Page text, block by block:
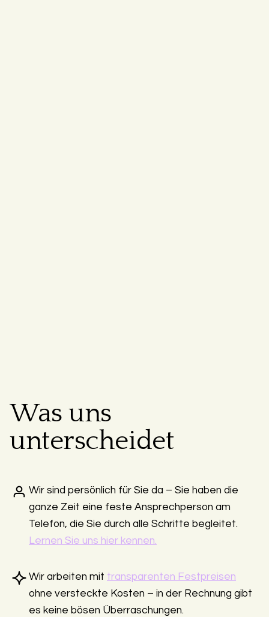
Was uns
unterscheidet
Wir sind persönlich für Sie da – Sie haben die
ganze Zeit eine feste Ansprechperson am
Telefon, die Sie durch alle Schritte begleitet.
Lernen Sie uns hier kennen.
Wir arbeiten mit transparenten Festpreisen
ohne versteckte Kosten – in der Rechnung gibt
es keine bösen Überraschungen.